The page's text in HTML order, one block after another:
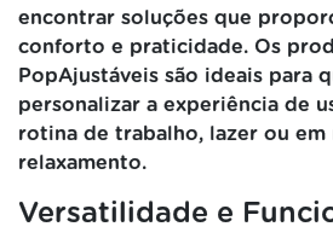
encontrar soluções que
conforto e praticidade. Os
PopAjustáveis são ideais para
personalizar a experiência de
rotina de trabalho, lazer ou em
relaxamento.
Versatilidade e